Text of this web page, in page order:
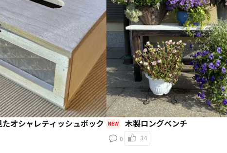
NEW 木製ロングベンチ
0 34